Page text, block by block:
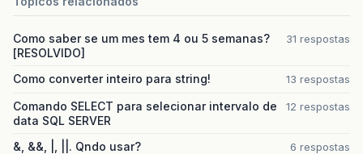
Como saber se um mes tem 4 ou 5 semanas?
[RESOLVIDO]
31 respostas
Como converter inteiro para string! 13 respostas
Comando SELECT para selecionar intervalo de
data SQL SERVER
12 respostas
&, &&, |, ||. Qndo usar? 6 respostas